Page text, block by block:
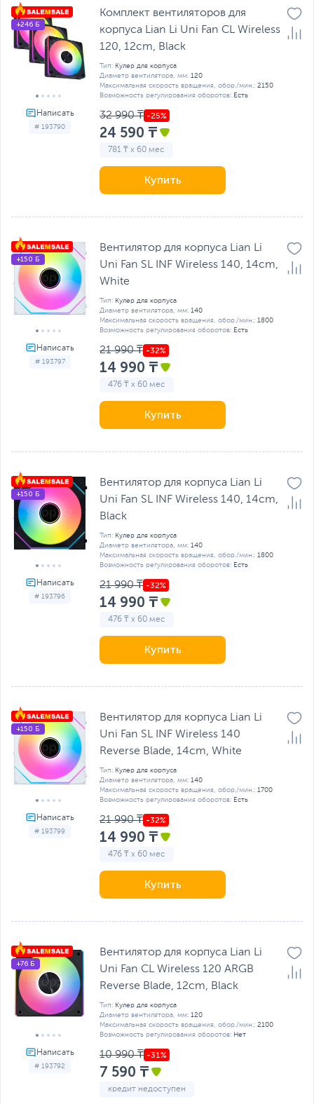
# 193790
+246 Б
Комплект вентиляторов для
корпуса Lian Li Uni Fan CL Wireless
120, 12cm, Black
Тип: Кулер для корпуса
Диаметр вентилятора, мм: 120
Максимальная скорость вращения, обор./мин.: 2150
Возможность регулирования оборотов: Есть
32 990 ₸
24 590 ₸
781 ₸ x 60 мес
Купить
# 193797
+150 Б
Вентилятор для корпуса Lian Li
Uni Fan SL INF Wireless 140, 14cm,
White
Тип: Кулер для корпуса
Диаметр вентилятора, мм: 140
Максимальная скорость вращения, обор./мин.: 1800
Возможность регулирования оборотов: Есть
21 990 ₸
14 990 ₸
476 ₸ x 60 мес
Купить
# 193796
+150 Б
Вентилятор для корпуса Lian Li
Uni Fan SL INF Wireless 140, 14cm,
Black
Тип: Кулер для корпуса
Диаметр вентилятора, мм: 140
Максимальная скорость вращения, обор./мин.: 1800
Возможность регулирования оборотов: Есть
21 990 ₸
14 990 ₸
476 ₸ x 60 мес
Купить
# 193799
+150 Б
Вентилятор для корпуса Lian Li
Uni Fan SL INF Wireless 140
Reverse Blade, 14cm, White
Тип: Кулер для корпуса
Диаметр вентилятора, мм: 140
Максимальная скорость вращения, обор./мин.: 1700
Возможность регулирования оборотов: Есть
21 990 ₸
14 990 ₸
476 ₸ x 60 мес
Купить
# 193792
+76 Б
Вентилятор для корпуса Lian Li
Uni Fan CL Wireless 120 ARGB
Reverse Blade, 12cm, Black
Тип: Кулер для корпуса
Диаметр вентилятора, мм: 120
Максимальная скорость вращения, обор./мин.: 2100
Возможность регулирования оборотов: Нет
10 990 ₸
7 590 ₸
кредит недоступен